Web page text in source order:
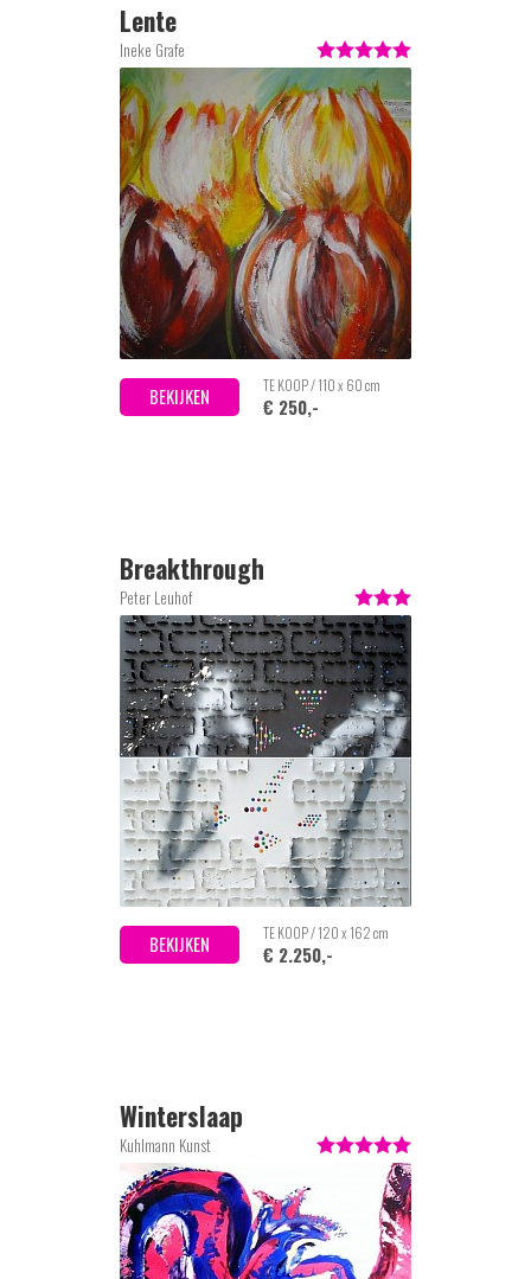
Lente
Ineke Grafe
BEKIJKEN TE KOOP / 110 x 60 cm
€ 250,-
Breakthrough
Peter Leuhof
BEKIJKEN TE KOOP / 120 x 162 cm
€ 2.250,-
Winterslaap
Kuhlmann Kunst